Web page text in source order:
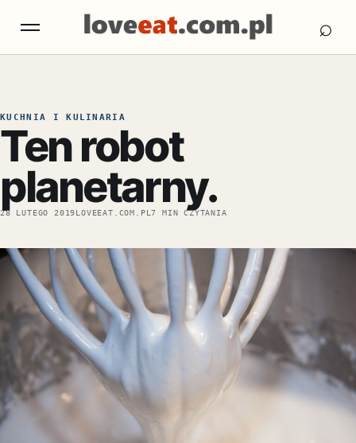
Otwórz menu ⌕
KUCHNIA I KULINARIA
Ten robot
planetarny.
28 LUTEGO 2019LOVEEAT.COM.PL7 MIN CZYTANIA